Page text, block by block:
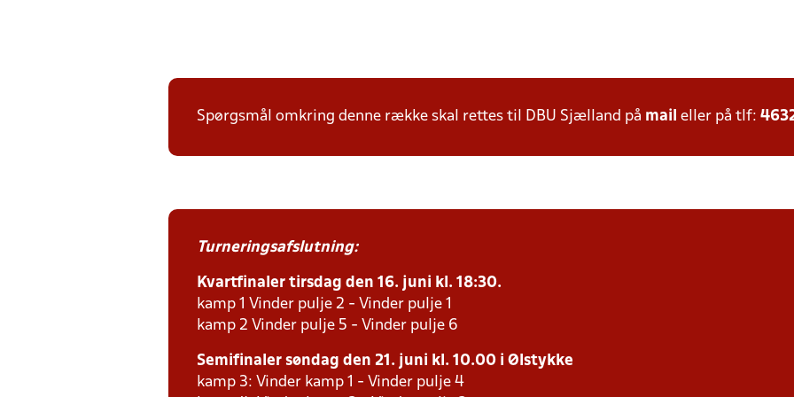
Spørgsmål omkring denne række skal rettes til DBU Sjælland på mail eller på tlf:
Turneringsafslutning:
Kvartfinaler tirsdag den 16. juni kl. 18:30.
kamp 1 Vinder pulje 2 - Vinder pulje 1
kamp 2 Vinder pulje 5 - Vinder pulje 6
Semifinaler søndag den 21. juni kl. 10.00 i Ølstykke
kamp 3: Vinder kamp 1 - Vinder pulje 4